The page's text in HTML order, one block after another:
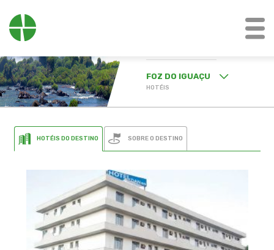
BA BAHIA
RS RIO GRANDE DO
SUL
SP SÃO PAULO
FOZ DO IGUAÇU
HOTÉIS
HOTÉIS DO DESTINO SOBRE O DESTINO